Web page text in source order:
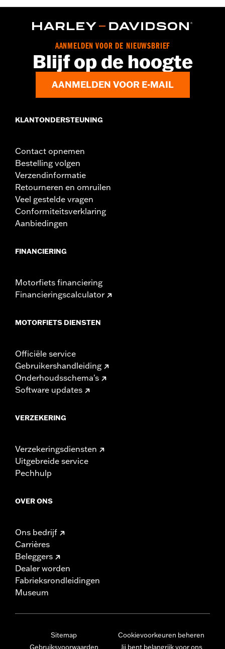
AANMELDEN VOOR DE NIEUWSBRIEF
Blijf op de hoogte
AANMELDEN VOOR E-MAIL
KLANTONDERSTEUNING
Contact opnemen
Bestelling volgen
Verzendinformatie
Retourneren en omruilen
Veel gestelde vragen
Conformiteitsverklaring
Aanbiedingen
FINANCIERING
Motorfiets financiering
Financieringscalculator
MOTORFIETS DIENSTEN
Officiële service
Gebruikershandleiding
Onderhoudsschema's
Software updates
VERZEKERING
Verzekeringsdiensten
Uitgebreide service
Pechhulp
OVER ONS
Ons bedrijf
Carrières
Beleggers
Dealer worden
Fabrieksrondleidingen
Museum
Sitemap
Gebruiksvoorwaarden
Cookievoorkeuren beheren
Jij bent belangrijk voor ons